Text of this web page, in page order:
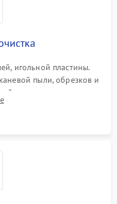
игольной пластины.
пыли, обрезков и
с помощью жестких
воздуха.